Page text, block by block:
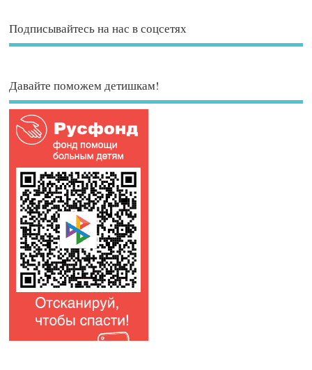
Подписывайтесь на нас в соцсетях
Давайте поможем детишкам!